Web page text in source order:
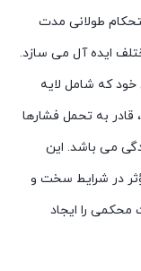
طولانی مدت
ایده آل می سازد.
که شامل لایه
به تحمل فشارها
می باشد. این
در شرایط سخت و
محکمی را ایجاد